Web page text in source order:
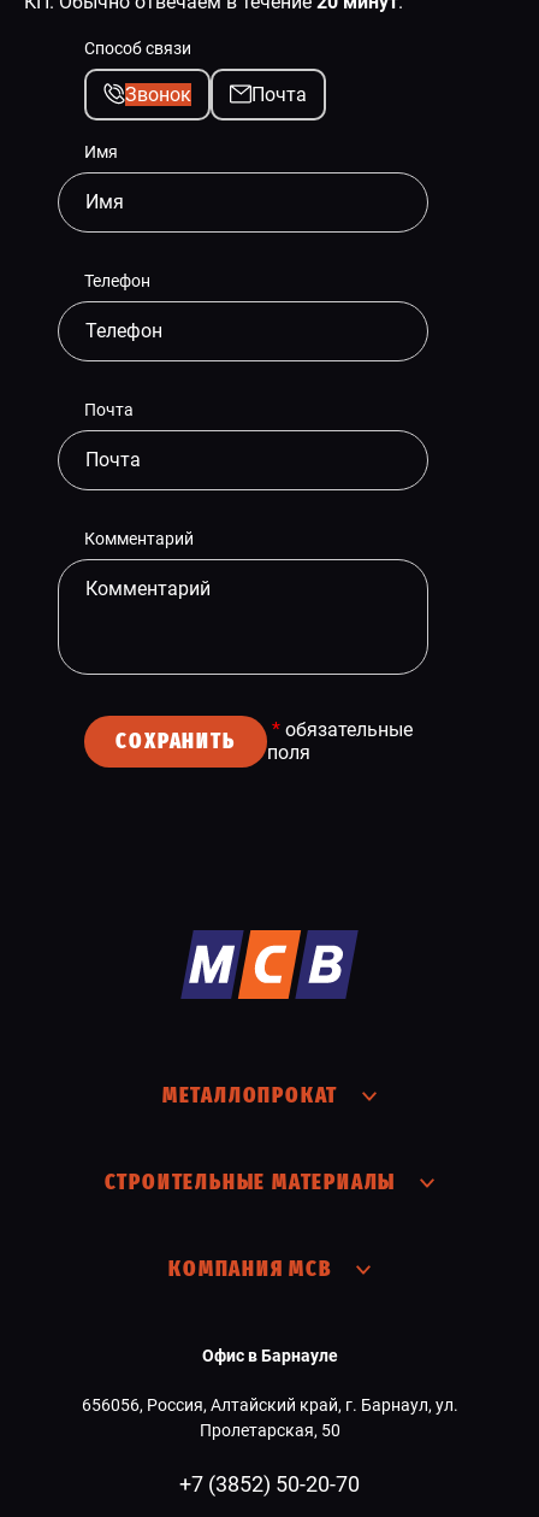
Способ связи
Звонок Почта
Имя
Телефон
Почта
Комментарий
СОХРАНИТЬ * обязательные
поля
МЕТАЛЛОПРОКАТ
СТРОИТЕЛЬНЫЕ МАТЕРИАЛЫ
КОМПАНИЯ МСВ
Офис в Барнауле
656056, Россия, Алтайский край, г. Барнаул, ул.
Пролетарская, 50
+7 (3852) 50-20-70